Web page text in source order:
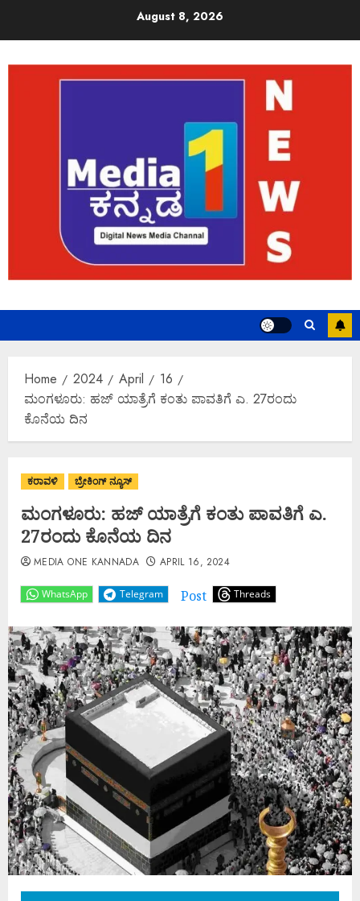
August 8, 2026
Home 2024 April
16
ಮಂಗಳೂರು: ಹಜ್‌ ಯಾತ್ರೆಗೆ ಕಂತು ಪಾವತಿಗೆ ಎ. 27ರಂದು
ಕೊನೆಯ ದಿನ
ಕರಾವಳಿ ಬ್ರೇಕಿಂಗ್ ನ್ಯೂಸ್
ಮಂಗಳೂರು: ಹಜ್‌ ಯಾತ್ರೆಗೆ ಕಂತು ಪಾವತಿಗೆ ಎ.
27ರಂದು ಕೊನೆಯ ದಿನ
WhatsApp Telegram Post Threads
MEDIA ONE KANNADA APRIL 16, 2024